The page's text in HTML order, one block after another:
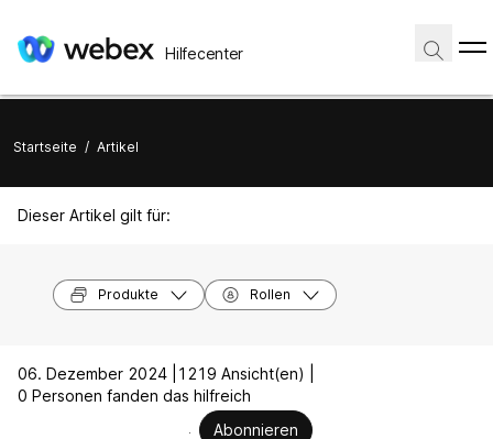
Hilfecenter
Startseite / Artikel
Dieser Artikel gilt für:
Produkte Rollen
06. Dezember 2024 |
1219 Ansicht(en) |
0 Personen fanden das hilfreich
Abonnieren